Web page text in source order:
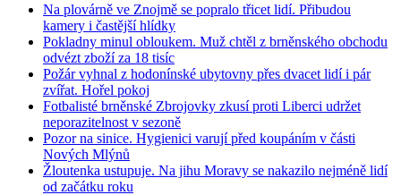
Na plovárně ve Znojmě se popralo třicet lidí. Přibudou
kamery i častější hlídky
Pokladny minul obloukem. Muž chtěl z brněnského obchodu
odvézt zboží za 18 tisíc
Požár vyhnal z hodonínské ubytovny přes dvacet lidí i pár
zvířat. Hořel pokoj
Fotbalisté brněnské Zbrojovky zkusí proti Liberci udržet
neporazitelnost v sezoně
Pozor na sinice. Hygienici varují před koupáním v části
Nových Mlýnů
Žloutenka ustupuje. Na jihu Moravy se nakazilo nejméně lidí
od začátku roku